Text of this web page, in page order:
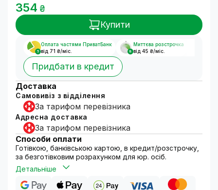
354 ₴
Купити
5
Оплата частями ПриватБанк
від 71 ₴/міс.
8
Миттєва розстрочка
від 45 ₴/міс.
Придбати в кредит
Доставка
Самовивіз з відділення
За тарифом перевізника
Адресна доставка
За тарифом перевізника
Способи оплати
Готівкою, банківською картою, в кредит/розстрочку,
за безготівковим розрахунком для юр. осіб.
Детальніше